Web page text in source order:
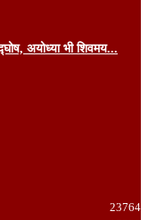
अयोध्या भी शिवमय...
23764